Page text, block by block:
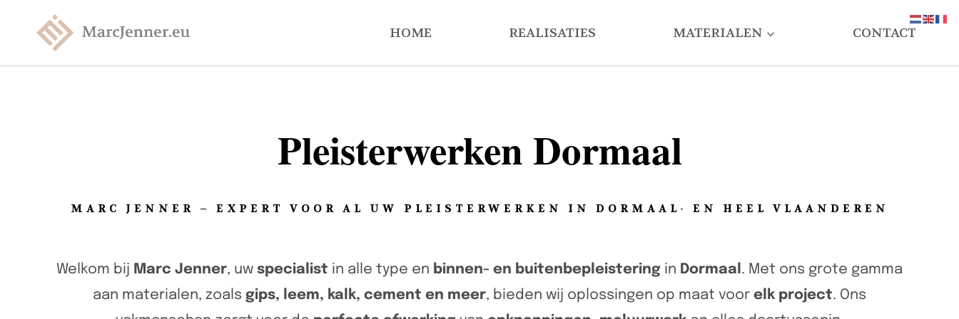
HOME REALISATIES MATERIALEN CONTACT
Pleisterwerken Dormaal
MARC JENNER – EXPERT VOOR AL UW PLEISTERWERKEN IN DORMAAL- EN HEEL VLAANDEREN
Welkom bij Marc Jenner, uw specialist in alle type en binnen- en buitenbepleistering in Dormaal . Met ons grote gamma
aan materialen, zoals gips, leem, kalk, cement en meer, bieden wij oplossingen op maat voor elk project. Ons